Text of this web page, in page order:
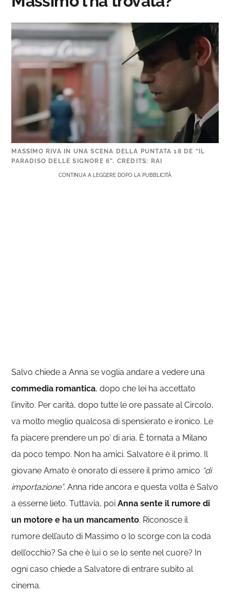
MASSIMO RIVA IN UNA SCENA DELLA PUNTATA 18 DE “IL
PARADISO DELLE SIGNORE 6”. CREDITS: RAI
CONTINUA A LEGGERE DOPO LA PUBBLICITÀ
Salvo chiede a Anna se voglia andare a vedere una
commedia romantica, dopo che lei ha accettato
l’invito. Per carità, dopo tutte le ore passate al Circolo,
va molto meglio qualcosa di spensierato e ironico. Le
fa piacere prendere un po’ di aria. È tornata a Milano
da poco tempo. Non ha amici. Salvatore è il primo. Il
giovane Amato è onorato di essere il primo amico “di
importazione”. Anna ride ancora e questa volta è Salvo
a esserne lieto. Tuttavia, poi Anna sente il rumore di
un motore e ha un mancamento. Riconosce il
rumore dell’auto di Massimo o lo scorge con la coda
dell’occhio? Sa che è lui o se lo sente nel cuore? In
ogni caso chiede a Salvatore di entrare subito al
cinema.